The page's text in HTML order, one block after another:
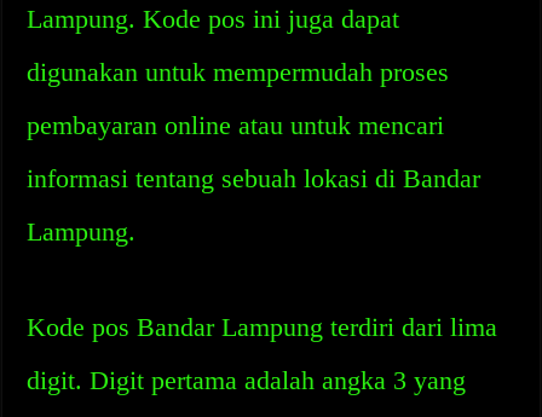
Lampung. Kode pos ini juga dapat
digunakan untuk mempermudah proses
pembayaran online atau untuk mencari
informasi tentang sebuah lokasi di Bandar
Lampung.
Kode pos Bandar Lampung terdiri dari lima
digit. Digit pertama adalah angka 3 yang